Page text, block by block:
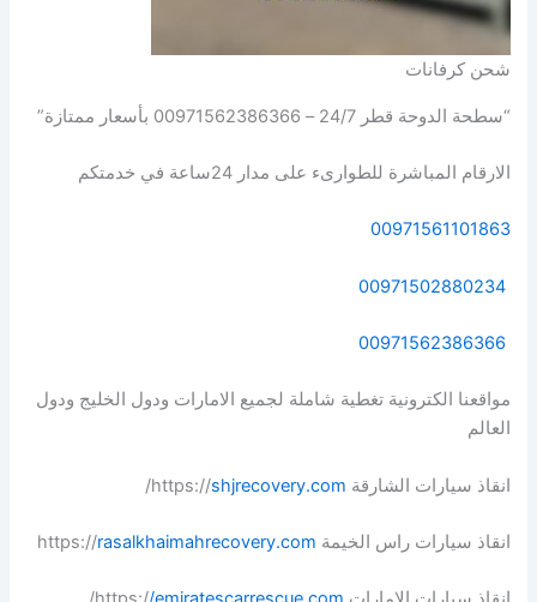
شحن كرفانات
“سطحة الدوحة قطر 24/7 – 00971562386366 بأسعار ممتازة”
الارقام المباشرة للطوارىء على مدار 24ساعة في خدمتكم
00971561101863
00971502880234
مواقعنا الكترونية تغطية شاملة لجميع الامارات ودول الخليج ودول
العالم
انقاذ سيارات الشارقة https:// shjrecovery.com
/
انقاذ سيارات راس الخيمة https:// rasalkhaimahrecovery.com